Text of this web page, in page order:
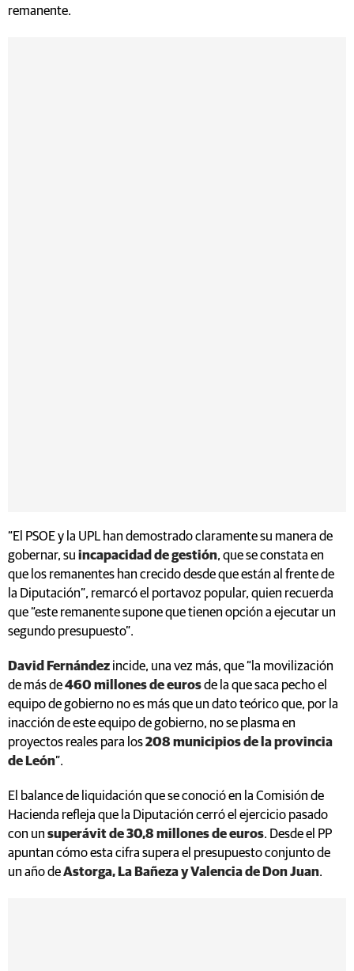
remanente.
“El PSOE y la UPL han demostrado claramente su manera de
gobernar, su incapacidad de gestión, que se constata en
que los remanentes han crecido desde que están al frente de
la Diputación”, remarcó el portavoz popular, quien recuerda
que “este remanente supone que tienen opción a ejecutar un
segundo presupuesto”.
David Fernández incide, una vez más, que “la movilización
de más de460 millones de eurosde la que saca pecho el
equipo de gobierno no es más que un dato teórico que, por la
inacción de este equipo de gobierno, no se plasma en
proyectos reales para los208 municipios de la provincia
de León”.
El balance de liquidación que se conoció en la Comisión de
Hacienda refleja que la Diputación cerró el ejercicio pasado
con un superávit de 30,8 millones de euros. Desde el PP
apuntan cómo esta cifra supera el presupuesto conjunto de
un año deAstorga, La Bañeza y Valencia de Don Juan.